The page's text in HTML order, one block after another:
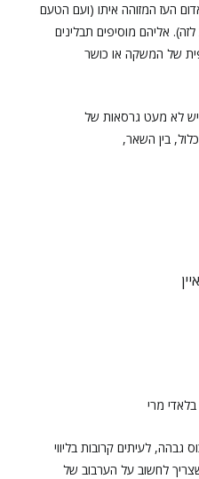
העז המזוהה איתו (ועם הטעם
אליהם מוסיפים תבלינים
של המשקה או כושר
לא מעט גרסאות של
בין השאר,
לעיתים קרובות בליווי
לחשוב על הערבוב של